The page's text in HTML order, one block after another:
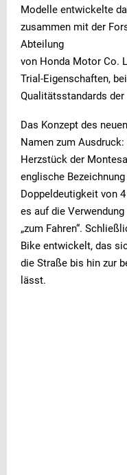
Modelle entwickelte
zusammen mit der
Abteilung
von Honda Motor Co.
Trial-Eigenschaften,
Qualitätsstandards
Das Konzept des
Namen zum Ausdruck:
Herzstück der
englische
Doppeldeutigkeit von
es auf die
„zum Fahren“.
Bike entwickelt, das
die Straße bis hin zur
lässt.